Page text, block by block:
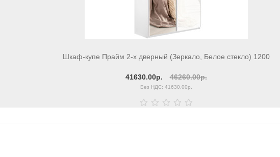
Шкаф-купе Прайм 2-х дверный (Зеркало, Белое стекло) 1200
41630.00р. 46260.00р.
Без НДС: 41630.00р.